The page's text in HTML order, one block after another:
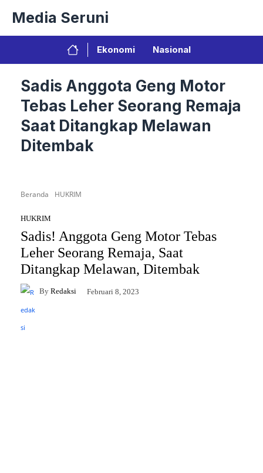
isi
Media Seruni
Ekonomi Nasional
Sadis Anggota Geng Motor
Tebas Leher Seorang Remaja
Saat Ditangkap Melawan
Ditembak
Beranda HUKRIM
HUKRIM
Sadis! Anggota Geng Motor Tebas
Leher Seorang Remaja, Saat
Ditangkap Melawan, Ditembak
By Redaksi Februari 8, 2023